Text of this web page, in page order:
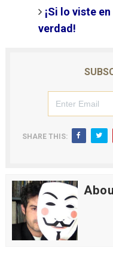
¡Si lo viste
verdad!
SHARE THIS: